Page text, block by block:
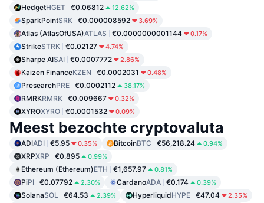
HedgetHGET €0.06812 12.62%
SparkPointSRK €0.000008592 3.69%
Atlas (AtlasOfUSA)ATLAS €0.0000000001144 0.17%
StrikeSTRK €0.02127 4.74%
Sharpe AISAI €0.0007772 2.86%
Kaizen FinanceKZEN €0.0002031 0.48%
PresearchPRE €0.0002112 38.17%
RMRKRMRK €0.009667 0.32%
XYROXYRO €0.0001532 0.09%
Meest bezochte cryptovaluta
ADIADI €5.95 0.35% BitcoinBTC €56,218.24 0.94%
XRPXRP €0.895 0.99%
Ethereum (Ethereum)ETH €1,657.97 0.81%
PiPI €0.07792 2.30% CardanoADA €0.174 0.39%
SolanaSOL €64.53 2.39% HyperliquidHYPE €47.04 2.35%